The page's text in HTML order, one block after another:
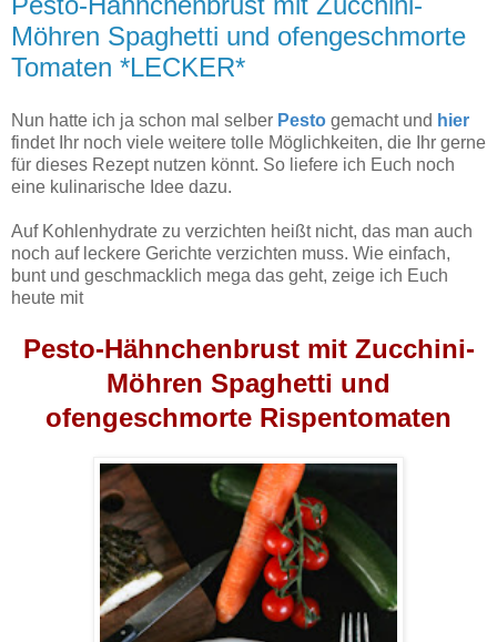
Möhren Spaghetti und ofengeschmorte
Tomaten *LECKER*
Nun hatte ich ja schon mal selber Pesto gemacht und hier
findet Ihr noch viele weitere tolle Möglichkeiten, die Ihr gerne
für dieses Rezept nutzen könnt. So liefere ich Euch noch
eine kulinarische Idee dazu.
Auf Kohlenhydrate zu verzichten heißt nicht, das man auch
noch auf leckere Gerichte verzichten muss. Wie einfach,
bunt und geschmacklich mega das geht, zeige ich Euch
heute mit
Pesto-Hähnchenbrust mit Zucchini-
Möhren Spaghetti und
ofengeschmorte Rispentomaten